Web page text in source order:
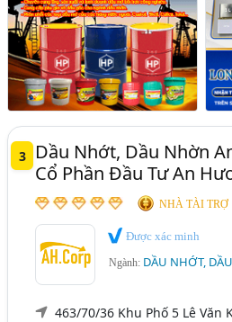
3
Dầu Nhớt, Dầu Nhờn
Cổ Phần Đầu Tư An
NHÀ TÀI TRỢ
Được xác minh
Ngành: DẦU NHỚT,
463/70/36 Khu Phố 5 Lê Văn